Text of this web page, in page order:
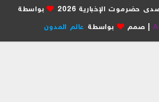
الإخبارية 2026
بواسطة
بواسطةعالم المدون